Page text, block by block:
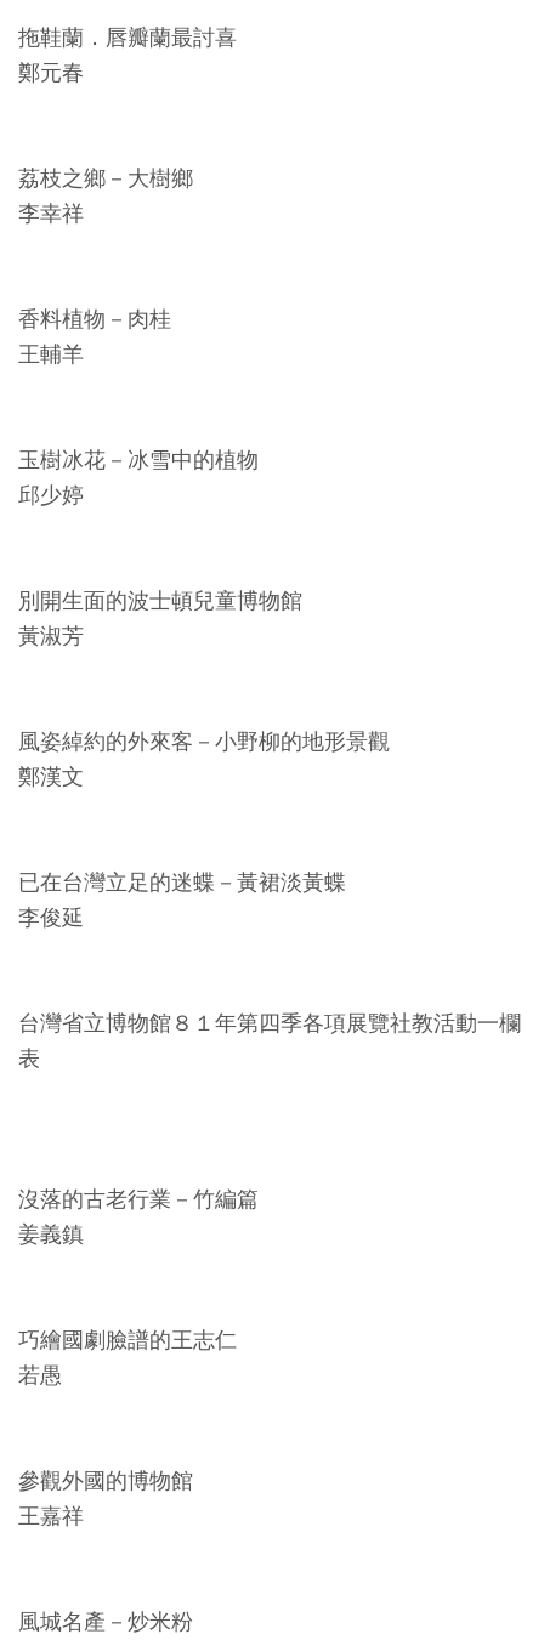
料
開
告
權
聲
回
首
友
善
措
務
導
覽
En
glis
h
日
本
esi
a
Việ
拖鞋蘭．唇瓣蘭最討喜
鄭元春
荔枝之鄉－大樹鄉
李幸祥
香料植物－肉桂
王輔羊
玉樹冰花－冰雪中的植物
邱少婷
別開生面的波士頓兒童博物館
黃淑芳
風姿綽約的外來客－小野柳的地形景觀
鄭漢文
已在台灣立足的迷蝶－黃裙淡黃蝶
李俊延
台灣省立博物館８１年第四季各項展覽社教活動一欄
表
沒落的古老行業－竹編篇
姜義鎮
巧繪國劇臉譜的王志仁
若愚
參觀外國的博物館
王嘉祥
風城名產－炒米粉